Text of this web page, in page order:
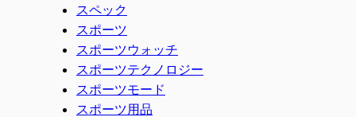
スペック
スポーツ
スポーツウォッチ
スポーツテクノロジー
スポーツモード
スポーツ用品